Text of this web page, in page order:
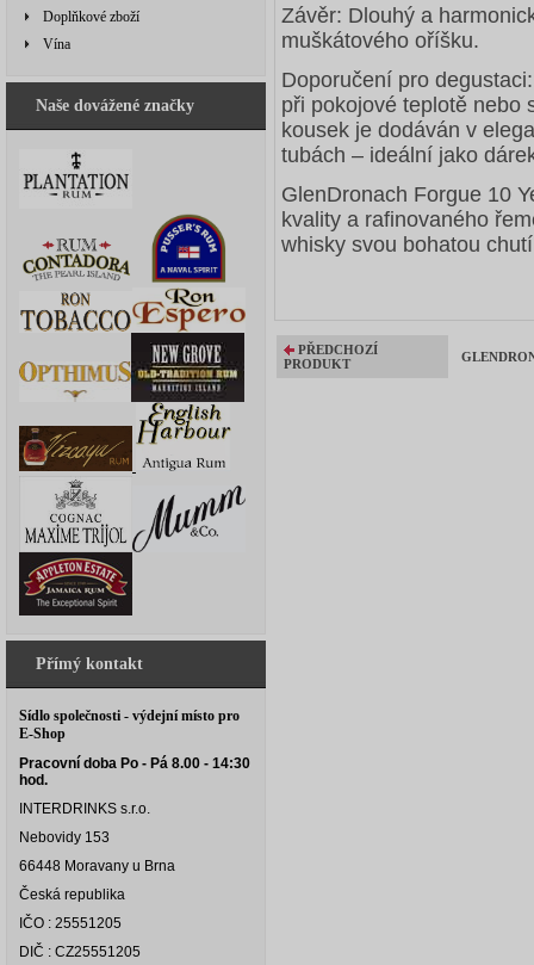
Doplňkové zboží
Vína
Naše dovážené značky
Přímý kontakt
Sídlo společnosti - výdejní místo pro
E-Shop
Pracovní doba Po - Pá 8.00 - 14:30
hod.
INTERDRINKS s.r.o.
Nebovidy 153
66448 Moravany u Brna
Česká republika
IČO : 25551205
DIČ : CZ25551205
Závěr: Dlouhý a
muškátového oříšku.
Doporučení pro
při pokojové teplotě nebo
kousek je dodáván v
tubách – ideální jako
GlenDronach Forgue 10
kvality a rafinovaného
whisky svou bohatou
PŘEDCHOZÍ
PRODUKT